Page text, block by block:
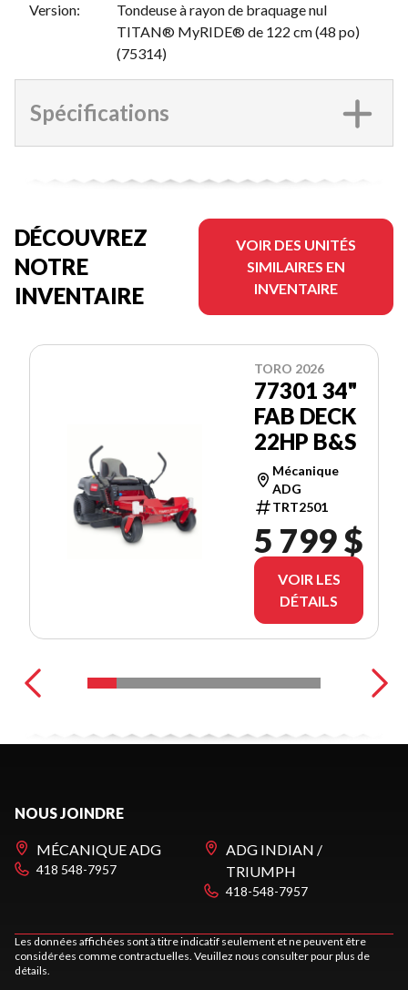
Version:
Tondeuse à rayon de braquage nul
TITAN® MyRIDE® de 122 cm (48 po)
(75314)
Spécifications
DÉCOUVREZ
NOTRE
INVENTAIRE
VOIR DES UNITÉS
SIMILAIRES EN
INVENTAIRE
TORO 2026
77301 34"
FAB DECK
22HP B&S
Mécanique
ADG
TRT2501
5 799 $
VOIR LES
DÉTAILS
NOUS JOINDRE
MÉCANIQUE ADG
418 548-7957
ADG INDIAN /
TRIUMPH
418-548-7957
Les données affichées sont à titre indicatif seulement et ne peuvent être
considérées comme contractuelles. Veuillez nous consulter pour plus de
détails.